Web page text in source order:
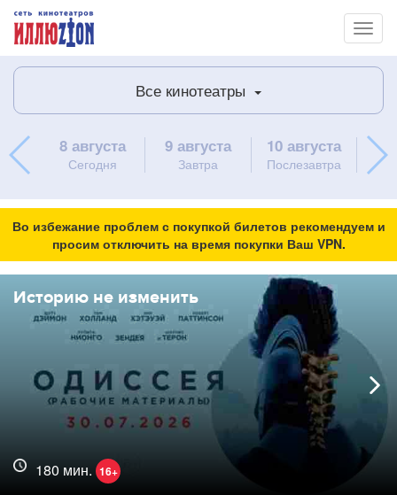
Все кинотеатры
8 августа
Сегодня
9 августа
Завтра
10 августа
Послезавтра
11
Во избежание проблем с покупкой билетов рекомендуем и
просим отключить на время покупки Ваш VPN.
Историю не изменить
180 мин. 16+